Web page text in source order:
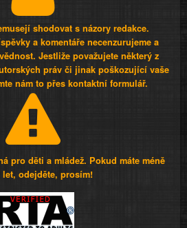
shodovat s názory redakce.
a komentáře necenzurujeme a
Jestliže považujete některý z
práv či jinak poškozující vaše
nám to přes kontaktní formulář.
pro děti a mládež. Pokud máte méně
let, odejděte, prosím!